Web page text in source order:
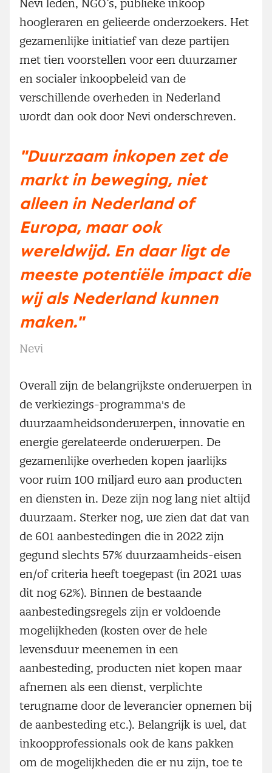
Nevi leden, NGO’s, publieke inkoop
hoogleraren en gelieerde onderzoekers. Het
gezamenlijke initiatief van deze partijen
met tien voorstellen voor een duurzamer
en socialer inkoopbeleid van de
verschillende overheden in Nederland
wordt dan ook door Nevi onderschreven.
"Duurzaam inkopen zet de
markt in beweging, niet
alleen in Nederland of
Europa, maar ook
wereldwijd. En daar ligt de
meeste potentiële impact die
wij als Nederland kunnen
maken."
Nevi
Overall zijn de belangrijkste onderwerpen in
de verkiezings-programma's de
duurzaamheidsonderwerpen, innovatie en
energie gerelateerde onderwerpen. De
gezamenlijke overheden kopen jaarlijks
voor ruim 100 miljard euro aan producten
en diensten in. Deze zijn nog lang niet altijd
duurzaam. Sterker nog, we zien dat dat van
de 601 aanbestedingen die in 2022 zijn
gegund slechts 57% duurzaamheids-eisen
en/of criteria heeft toegepast (in 2021 was
dit nog 62%). Binnen de bestaande
aanbestedingsregels zijn er voldoende
mogelijkheden (kosten over de hele
levensduur meenemen in een
aanbesteding, producten niet kopen maar
afnemen als een dienst, verplichte
terugname door de leverancier opnemen bij
de aanbesteding etc.). Belangrijk is wel, dat
inkoopprofessionals ook de kans pakken
om de mogelijkheden die er nu zijn, toe te